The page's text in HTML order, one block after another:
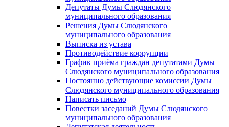
Депутаты Думы Слюдянского
муниципального образования
Решения Думы Слюдянского
муниципального образования
Выписка из устава
Противодействие коррупции
График приёма граждан депутатами Думы
Слюдянского муниципального образования
Постоянно действующие комиссии Думы
Слюдянского муниципального образования
Написать письмо
Повестки заседаний Думы Слюдянского
муниципального образования